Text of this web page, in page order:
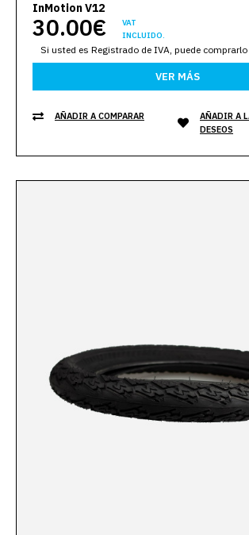
InMotion V12
30.00€
VAT
INCLUIDO.
Si usted es Registrado de IVA, puede
VER MÁS
AÑADIR A COMPARAR
AÑADIR A
DESEOS